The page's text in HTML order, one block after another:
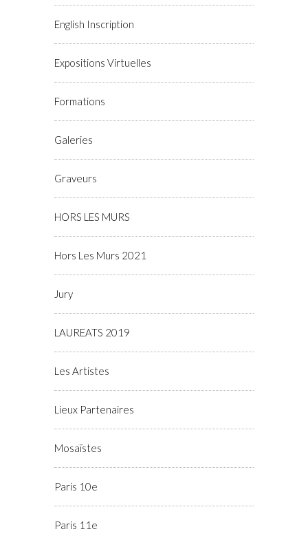
English Inscription
Expositions Virtuelles
Formations
Galeries
Graveurs
HORS LES MURS
Hors Les Murs 2021
Jury
LAUREATS 2019
Les Artistes
Lieux Partenaires
Mosaïstes
Paris 10e
Paris 11e